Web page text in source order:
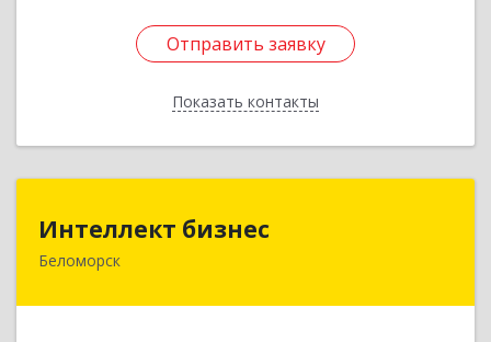
Отправить заявку
Показать контакты
Отправить заявку
Назад
Интеллект бизнес
Беломорск